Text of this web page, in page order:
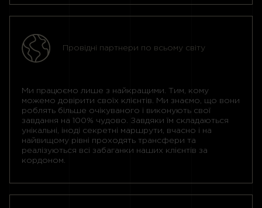
Провідні партнери по всьому світу
Ми працюємо лише з найкращими. Тим, кому
можемо довірити своїх клієнтів. Ми знаємо, що вони
роблять більше очікуваного і виконують свої
завдання на 100% чудово. Завдяки їм складаються
унікальні, іноді секретні маршрути, вчасно і на
найвищому рівні проходять трансфери та
реалізуються всі забаганки наших клієнтів за
кордоном.